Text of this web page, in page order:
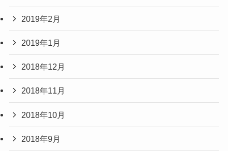
2019年2月
2019年1月
2018年12月
2018年11月
2018年10月
2018年9月